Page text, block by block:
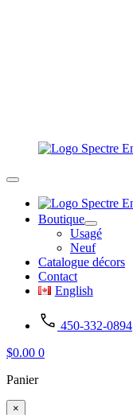
Boutique
Usagé
Neuf
Catalogue décors
Contact
English
450-332-0894
$0.00 0
Panier
×